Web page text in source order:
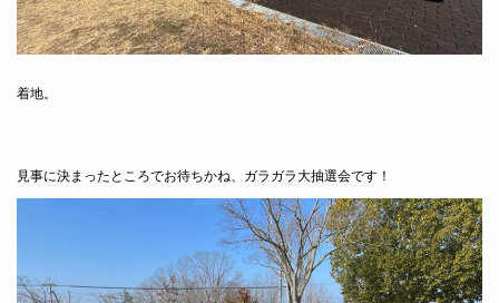
着地。
見事に決まったところでお待ちかね、ガラガラ大抽選会です！